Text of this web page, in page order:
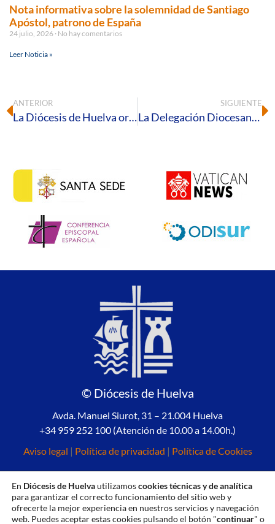
Nota informativa sobre la solemnidad de Santiago
Apóstol, patrono de España
24 julio, 2026 No hay comentarios
Leer Noticia »
ANTERIOR
La Diócesis de Huelva organiza una peregrinación a Fátima a finales de octubre
SIGUIENTE
La Delegación Diocesana de Misiones inaugura el Mes Misionero con una Eucaristía en honor a Santa Teresita de Lisieux
© Diócesis de Huelva
Avda. Manuel Siurot, 31 – 21.004 Huelva
+34 959 252 100 (Atención de 10.00 a 14.00h.)
Aviso legal | Política de privacidad | Política de Cookies
En Diócesis de Huelvautilizamoscookies técnicas y de analítica
para garantizar el correcto funcionamiento del sitio web y
ofrecerte la mejor experiencia en nuestros servicios y navegación
web. Puedes aceptar estas cookies pulsando el botón "continuar" o